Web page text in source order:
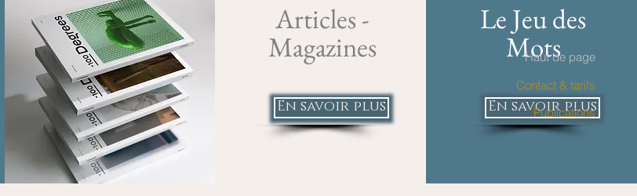
Haut de page
Contact & tarifs
Publications
Articles -
Magazines
En savoir plus
Le Jeu des
Mots
En savoir plus